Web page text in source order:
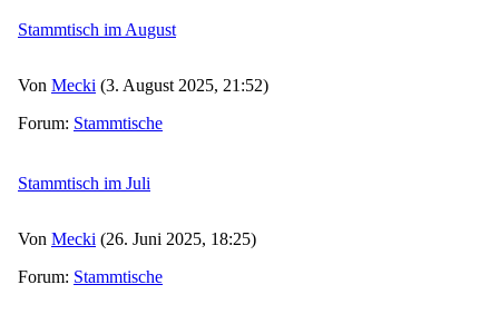
Stammtisch im August
Von Mecki (3. August 2025, 21:52)
Forum: Stammtische
Stammtisch im Juli
Von Mecki (26. Juni 2025, 18:25)
Forum: Stammtische